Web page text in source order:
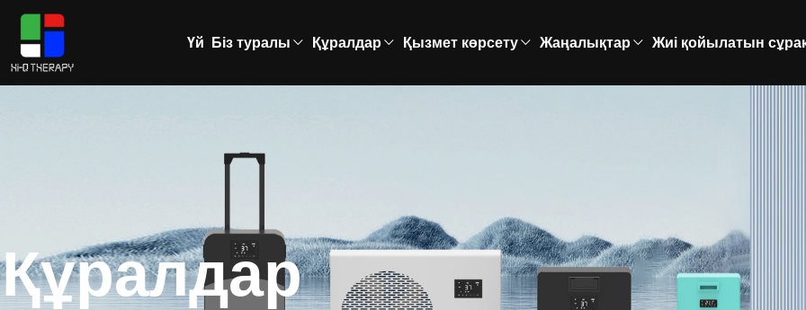
Үй Біз туралы Құралдар Қызмет көрсету Жаңалықтар Жиі қойылатын
Құралдар